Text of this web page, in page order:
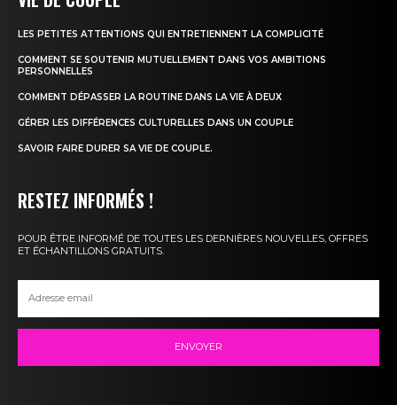
LES PETITES ATTENTIONS QUI ENTRETIENNENT LA COMPLICITÉ
COMMENT SE SOUTENIR MUTUELLEMENT DANS VOS AMBITIONS
PERSONNELLES
COMMENT DÉPASSER LA ROUTINE DANS LA VIE À DEUX
GÉRER LES DIFFÉRENCES CULTURELLES DANS UN COUPLE
SAVOIR FAIRE DURER SA VIE DE COUPLE.
RESTEZ INFORMÉS !
POUR ÊTRE INFORMÉ DE TOUTES LES DERNIÈRES NOUVELLES, OFFRES
ET ÉCHANTILLONS GRATUITS.
ENVOYER